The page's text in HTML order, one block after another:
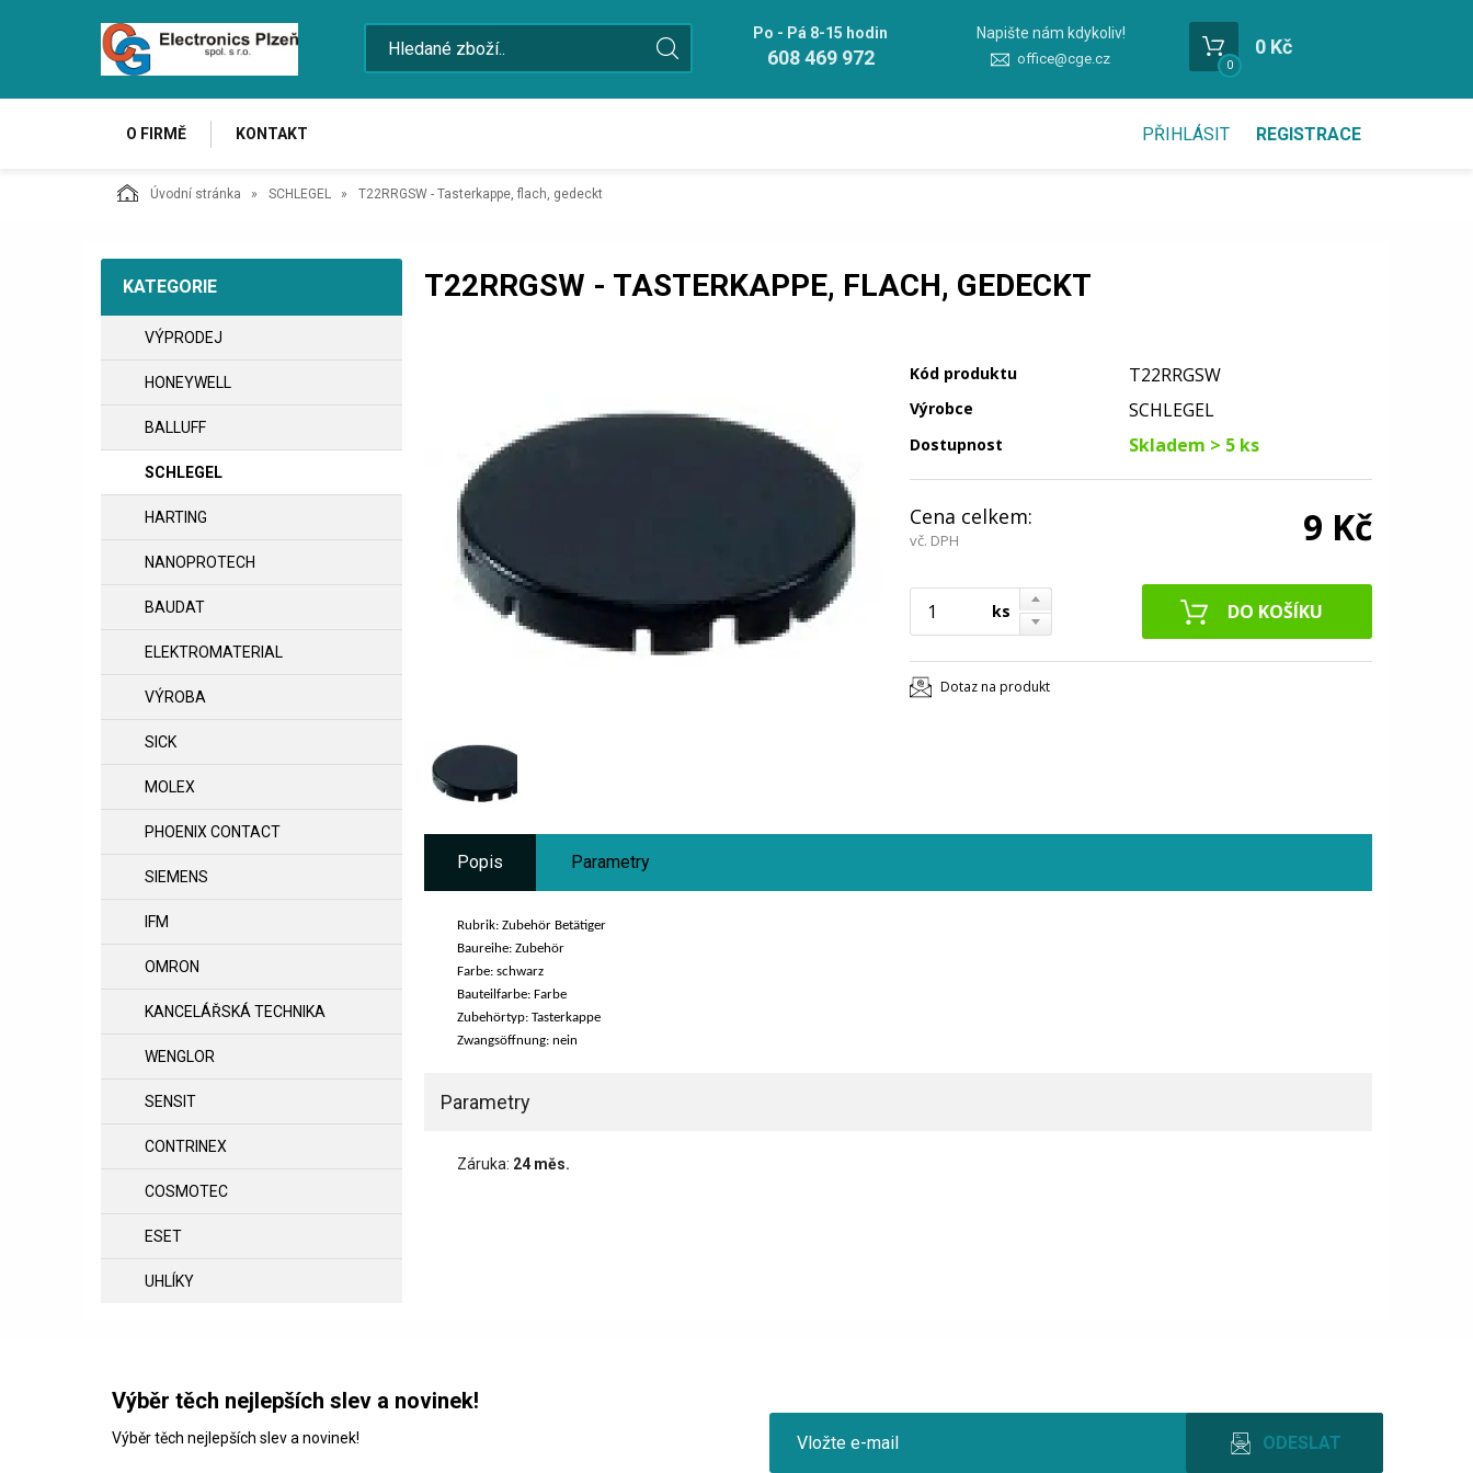
Po - Pá 8-15 hodin
608 469 972
Napište nám kdykoliv!
office@cge.cz 0
0 Kč
O FIRMĚ KONTAKT PŘIHLÁSIT REGISTRACE
Úvodní stránka SCHLEGEL T22RRGSW - Tasterkappe, flach, gedeckt
KATEGORIE
VÝPRODEJ
HONEYWELL
BALLUFF
SCHLEGEL
HARTING
NANOPROTECH
BAUDAT
ELEKTROMATERIAL
VÝROBA
SICK
MOLEX
PHOENIX CONTACT
SIEMENS
IFM
OMRON
KANCELÁŘSKÁ TECHNIKA
WENGLOR
SENSIT
CONTRINEX
COSMOTEC
ESET
UHLÍKY
T22RRGSW - TASTERKAPPE, FLACH, GEDECKT
Kód produktu T22RRGSW
Výrobce SCHLEGEL
Dostupnost Skladem > 5 ks
Cena celkem:
vč. DPH 9 Kč
ks
Dotaz na produkt
Popis Parametry
Rubrik: Zubehör Betätiger
Baureihe: Zubehör
Farbe: schwarz
Bauteilfarbe: Farbe
Zubehörtyp: Tasterkappe
Zwangsöffnung: nein
Parametry
Záruka: 24 měs.
Výběr těch nejlepších slev a novinek!
Výběr těch nejlepších slev a novinek!